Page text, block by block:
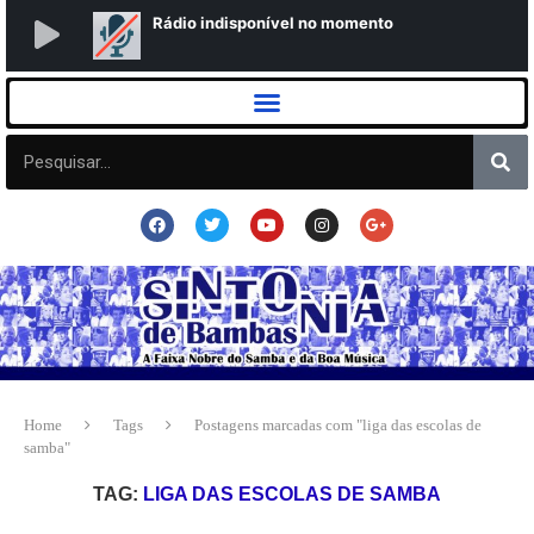
Home Tags
Postagens marcadas com "liga das escolas de
samba"
TAG: LIGA DAS ESCOLAS DE SAMBA